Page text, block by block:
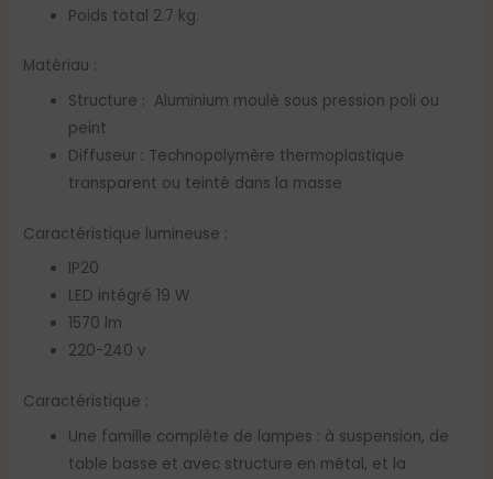
Poids total 2.7 kg.
Matériau :
Structure : Aluminium moulé sous pression poli ou
peint
Diffuseur : Technopolymère thermoplastique
transparent ou teinté dans la masse
Caractéristique lumineuse :
IP20
LED intégré 19 W
1570 lm
220-240 v
Caractéristique :
Une famille complète de lampes : à suspension, de
table basse et avec structure en métal, et la